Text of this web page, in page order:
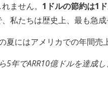
ません。 1ドルの節約は1
私たちは歴史上、最も急
にはアメリカでの年間売
年でARR10億ドルを達成